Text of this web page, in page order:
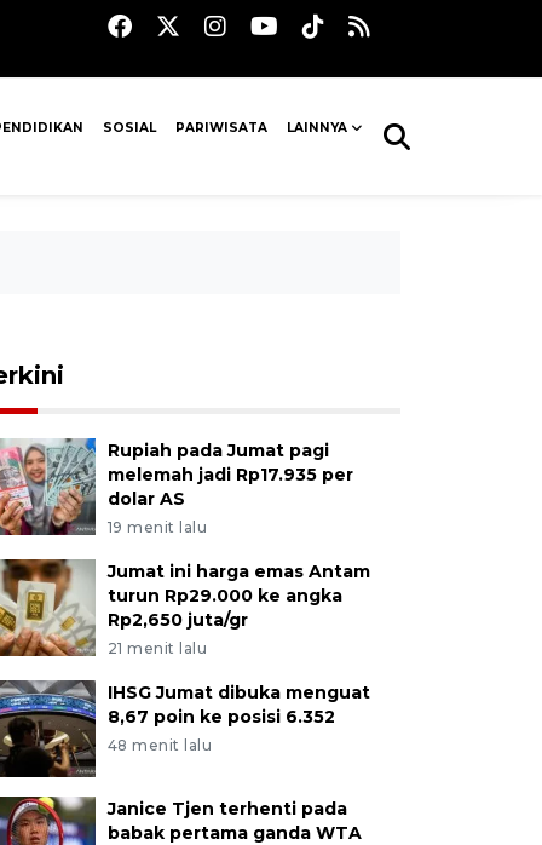
SOSIAL PARIWISATA LAINNYA
Rupiah pada Jumat pagi
melemah jadi Rp17.935 per
dolar AS
19 menit lalu
Jumat ini harga emas Antam
turun Rp29.000 ke angka
Rp2,650 juta/gr
21 menit lalu
IHSG Jumat dibuka menguat
8,67 poin ke posisi 6.352
48 menit lalu
Janice Tjen terhenti pada
babak pertama ganda WTA